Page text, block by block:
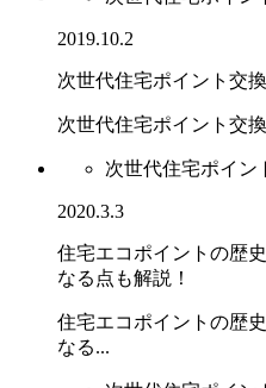
2019.10.2
次世代住宅ポイント交
次世代住宅ポイント交
次世代住宅ポイン
2020.3.3
住宅エコポイントの歴
なる点も解説！
住宅エコポイントの歴
なる...